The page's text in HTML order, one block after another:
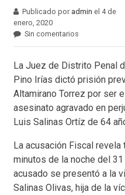
Publicado por admin el 4 de
enero, 2020
Sin comentarios
La Juez de Distrito Penal
Pino Irías dictó prisión
Altamirano Torrez por ser
asesinato agravado en
Luis Salinas Ortíz de 64
La acusación Fiscal
minutos de la noche del
acusado se presentó a la
Salinas Olivas, hija de la